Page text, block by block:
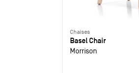
Chaises
Basel Chair
Morrison